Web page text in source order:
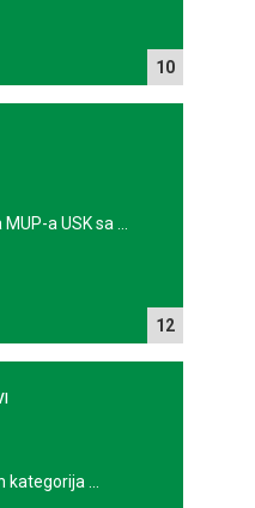
10
12
a USK sa ...
...